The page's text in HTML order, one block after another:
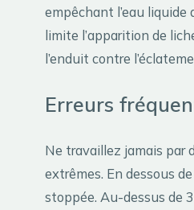
empêchant l’eau liquide
limite l’apparition de
l’enduit contre
Erreurs
Ne travaillez jamais par
extrêmes. En dessous
stoppée. Au-dessus de